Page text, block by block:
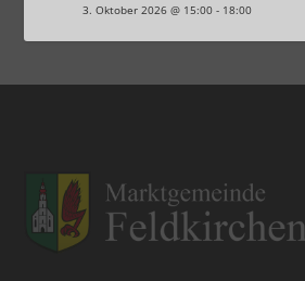
3. Oktober 2026 @ 15:00 - 18:00